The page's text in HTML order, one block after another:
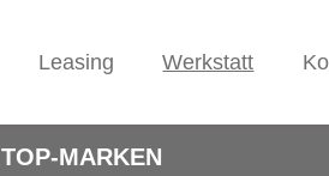
Leasing Werkstatt
TOP-MARKEN